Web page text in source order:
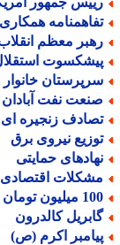
همکاری
معظم انقلاب
استقلال
خانوار
نفت آبادان
زنجیره ای
نیروی برق
حمایتی
اقتصادی
تومان
کالدرون
اکرم (ص)